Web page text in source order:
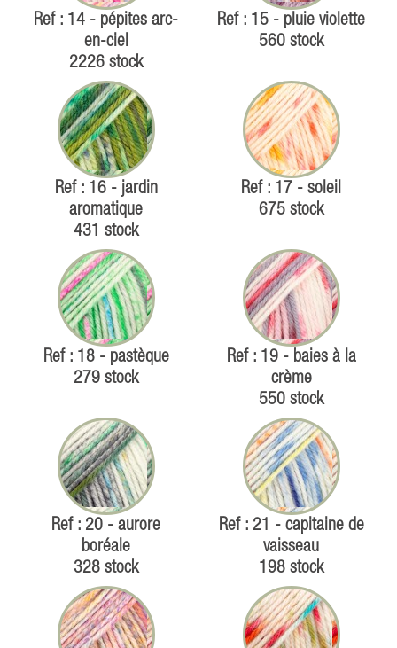
Ref : 14 - pépites arc-
en-ciel
2226 stock
Ref : 15 - pluie violette
560 stock
Ref : 16 - jardin
aromatique
431 stock
Ref : 17 - soleil
675 stock
Ref : 18 - pastèque
279 stock
Ref : 19 - baies à la
crème
550 stock
Ref : 20 - aurore
boréale
328 stock
Ref : 21 - capitaine de
vaisseau
198 stock